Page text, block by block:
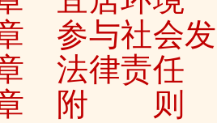
参与社会
法律责任
章 附 则